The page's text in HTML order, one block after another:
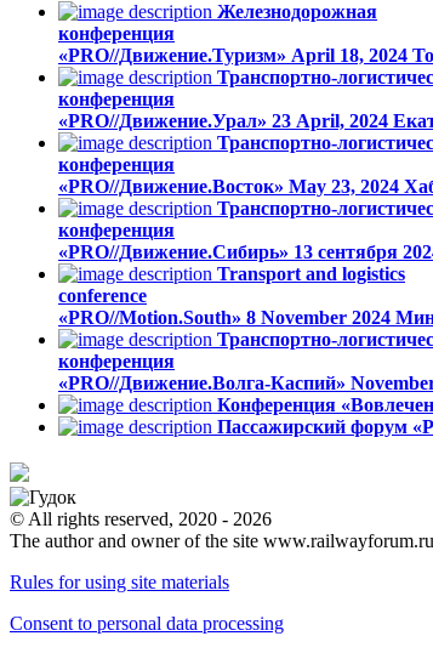
Железнодорожная
конференция
«PRO//Движение.Туризм» April 18, 2024
Транспортно-
конференция
«PRO//Движение.Урал» 23 April, 2024
Транспортно-
конференция
«PRO//Движение.Восток» May 23, 2024
Транспортно-
конференция
«PRO//Движение.Сибирь» 13 сентября
Transport and logistics
conference
«PRO//Motion.South» 8 November 2024
Транспортно-
конференция
«PRO//Движение.Волга-Каспий»
Конференция
Пассажирский форум
© All rights reserved, 2020 - 2026
The author and owner of the site
Rules for using site materials
Consent to personal data processing